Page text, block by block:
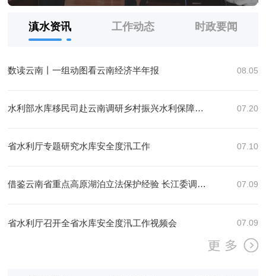
滇水资讯 工作动态 时政要闻
数读云南丨一组动图看云南经济半年报 08.05
水利部水库移民司赴云南调研乡村振兴水利保障工作 07.20
省水利厅专题研究水库安全度汛工作 07.10
借鉴云南省重点高原湖泊立法保护经验 长江委调研组赴滇开展专题立法调研 07.09
省水利厅召开全省水库安全度汛工作视频会 07.09